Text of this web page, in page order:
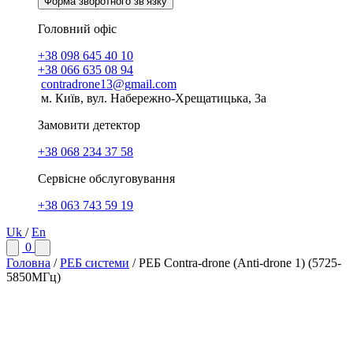
Головний офіс
+38 098 645 40 10
+38 066 635 08 94
contradrone13@gmail.com
м. Київ, вул. Набережно-Хрещатицька, 3а
Замовити детектор
+38 068 234 37 58
Сервісне обслуговування
+38 063 743 59 19
Uk / En
0
Головна / РЕБ системи / РЕБ Contra-drone (Anti-drone 1) (5725-
5850МГц)